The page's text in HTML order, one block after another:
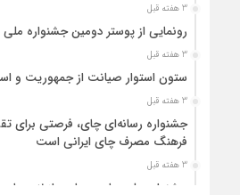
3 هفته قبل
رونمایی از پوستر دومین جشنواره
3 هفته قبل
ستون استوار صیانت از جمهوریت و
3 هفته قبل
جشنواره رسانه‌ای چای، فرصتی برای
فرهنگ مصرف چای ایرانی است
3 هفته قبل
جشنواره ملی چای، حمایت از لاهیجان